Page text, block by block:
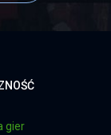
gier